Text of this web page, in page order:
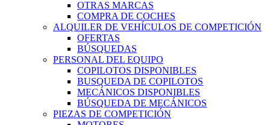
OTRAS MARCAS
COMPRA DE COCHES
ALQUILER DE VEHÍCULOS DE COMPETICIÓN
OFERTAS
BÚSQUEDAS
PERSONAL DEL EQUIPO
COPILOTOS DISPONIBLES
BUSQUEDA DE COPILOTOS
MECÁNICOS DISPONIBLES
BÚSQUEDA DE MECÁNICOS
PIEZAS DE COMPETICIÓN